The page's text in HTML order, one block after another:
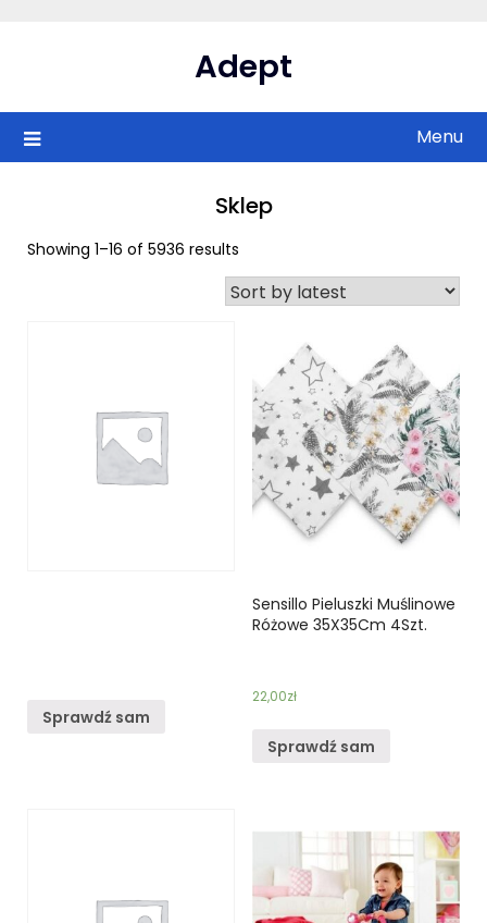
Adept
Menu
Sklep
Showing 1–16 of 5936 results
Sprawdź sam
Sensillo Pieluszki Muślinowe
Różowe 35X35Cm 4Szt.
22,00zł
Sprawdź sam